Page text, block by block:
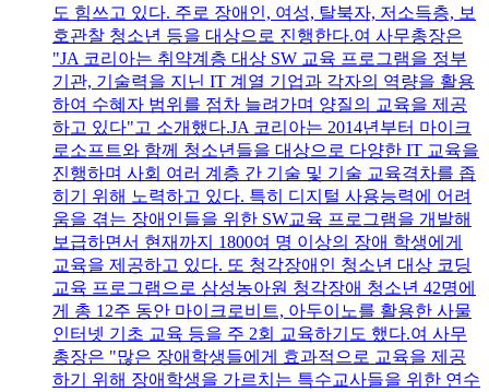
도 힘쓰고 있다. 주로 장애인, 여성, 탈북자, 저소득층, 보
호관찰 청소년 등을 대상으로 진행한다.여 사무총장은
"JA 코리아는 취약계층 대상 SW 교육 프로그램을 정부
기관, 기술력을 지닌 IT 계열 기업과 각자의 역량을 활용
하여 수혜자 범위를 점차 늘려가며 양질의 교육을 제공
하고 있다"고 소개했다.JA 코리아는 2014년부터 마이크
로소프트와 함께 청소년들을 대상으로 다양한 IT 교육을
진행하며 사회 여러 계층 간 기술 및 기술 교육격차를 좁
히기 위해 노력하고 있다. 특히 디지털 사용능력에 어려
움을 겪는 장애인들을 위한 SW교육 프로그램을 개발해
보급하면서 현재까지 1800여 명 이상의 장애 학생에게
교육을 제공하고 있다. 또 청각장애인 청소년 대상 코딩
교육 프로그램으로 삼성농아원 청각장애 청소년 42명에
게 총 12주 동안 마이크로비트, 아두이노를 활용한 사물
인터넷 기초 교육 등을 주 2회 교육하기도 했다.여 사무
총장은 "많은 장애학생들에게 효과적으로 교육을 제공
하기 위해 장애학생을 가르치는 특수교사들을 위한 연수